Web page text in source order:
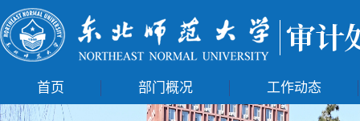
首页 部门概况 工作动态